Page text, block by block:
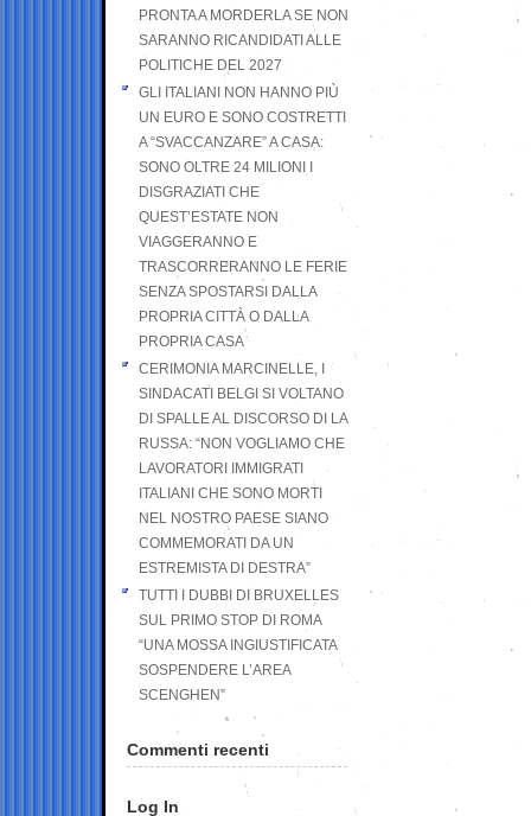
PRONTA A MORDERLA SE NON
SARANNO RICANDIDATI ALLE
POLITICHE DEL 2027
GLI ITALIANI NON HANNO PIÙ
UN EURO E SONO COSTRETTI
A “SVACCANZARE” A CASA:
SONO OLTRE 24 MILIONI I
DISGRAZIATI CHE
QUEST’ESTATE NON
VIAGGERANNO E
TRASCORRERANNO LE FERIE
SENZA SPOSTARSI DALLA
PROPRIA CITTÀ O DALLA
PROPRIA CASA
CERIMONIA MARCINELLE, I
SINDACATI BELGI SI VOLTANO
DI SPALLE AL DISCORSO DI LA
RUSSA: “NON VOGLIAMO CHE
LAVORATORI IMMIGRATI
ITALIANI CHE SONO MORTI
NEL NOSTRO PAESE SIANO
COMMEMORATI DA UN
ESTREMISTA DI DESTRA”
TUTTI I DUBBI DI BRUXELLES
SUL PRIMO STOP DI ROMA
“UNA MOSSA INGIUSTIFICATA
SOSPENDERE L’AREA
SCENGHEN”
Commenti recenti
Log In